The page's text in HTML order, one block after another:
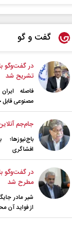
گفت و گو
در گفت‌و‌گو
تشریح شد
فاصله
مصنوعی
جام‌جم
افشاگری
در گفت‌و‌گو
مطرح شد
شیر مادر
از فواید آن